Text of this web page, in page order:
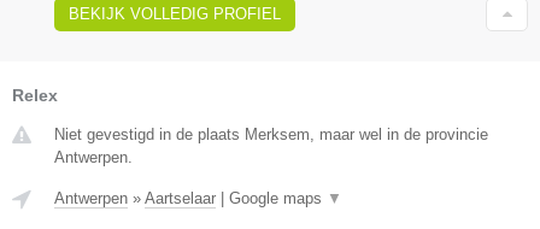
BEKIJK VOLLEDIG PROFIEL
Relex
Niet gevestigd in de plaats Merksem, maar wel in de provincie
Antwerpen.
Antwerpen » Aartselaar | Google maps ▼